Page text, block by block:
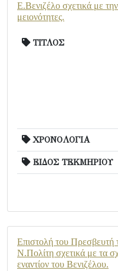
Ε.Βενιζέλο σχετικά με
μειονότητες.
ΤΙΤΛΟΣ
ΧΡΟΝΟΛΟΓΙΑ
ΕΙΔΟΣ ΤΕΚΜΗΡΙΟΥ
Επιστολή του Πρεσβευτή
Ν.Πολίτη σχετικά με τα
εναντίον του Βενιζέλου.